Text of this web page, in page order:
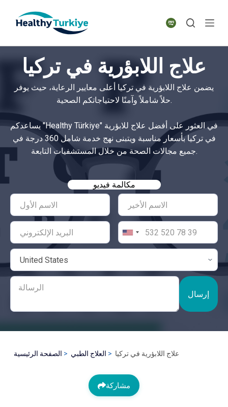
p
n
t
e
t
علاج اللابؤرية في تركيا
يضمن علاج اللابؤرية في تركيا أعلى معايير الرعاية، حيث يوفر
حلاً شاملاً وآمنًا لاحتياجاتكم الصحية.
يساعدكم "Healthy Türkiye" في العثور على أفضل علاج للابؤرية
في تركيا بأسعار مناسبة ويتبنى نهج خدمة شامل 360 درجة في
جميع مجالات الصحة من خلال المستشفيات التابعة.
مكالمة فيديو
إرسال
الصفحة الرئيسية العلاج الطبي علاج اللابؤرية في تركيا
مشاركة